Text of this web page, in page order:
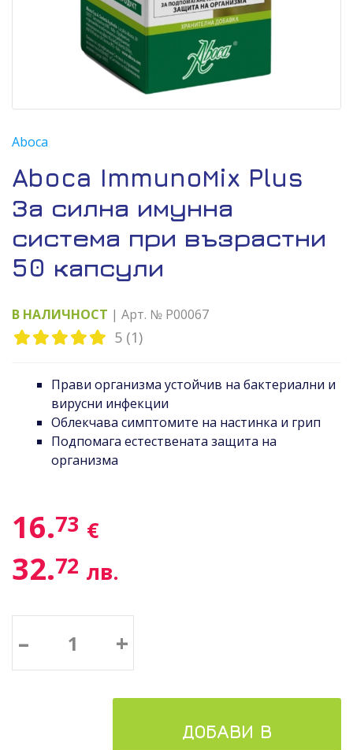
Aboca
Aboca ImmunoМix Plus
За силна имунна
система при възрастни
50 капсули
В НАЛИЧНОСТ | Арт. № P00067
5 (1)
Прави организма устойчив на бактериални и
вирусни инфекции
Облекчава симптомите на настинка и грип
Подпомага естествената защита на
организма
16.73 €
32.72 лв.
– +
ДОБАВИ В